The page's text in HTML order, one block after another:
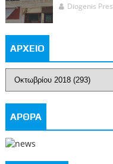
Diogenis
ΑΡΧΕΙΟ
ΑΡΘΡΑ